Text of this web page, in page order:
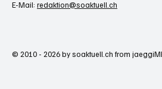
E-Mail: redaktion@soaktuell.ch
© 2010 - 2026 by soaktuell.ch from